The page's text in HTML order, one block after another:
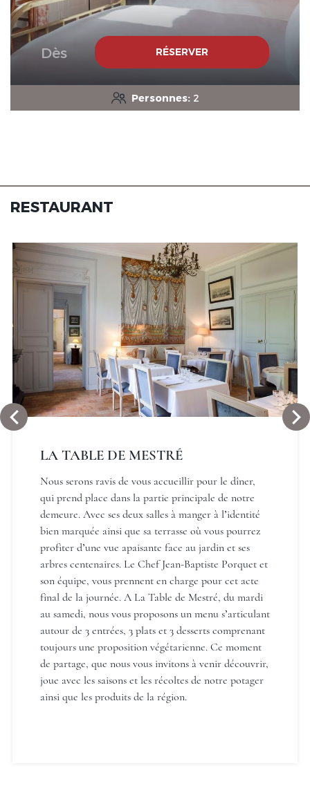
Dès RÉSERVER
Personnes:2
RESTAURANT
LA TABLE DE MESTRÉ
Nous serons ravis de vous accueillir pour le dîner,
qui prend place dans la partie principale de notre
demeure. Avec ses deux salles à manger à l’identité
bien marquée ainsi que sa terrasse où vous pourrez
profiter d’une vue apaisante face au jardin et ses
arbres centenaires. Le Chef Jean-Baptiste Porquet et
son équipe, vous prennent en charge pour cet acte
final de la journée. A La Table de Mestré, du mardi
au samedi, nous vous proposons un menu s’articulant
autour de 3 entrées, 3 plats et 3 desserts comprenant
toujours une proposition végétarienne. Ce moment
de partage, que nous vous invitons à venir découvrir,
joue avec les saisons et les récoltes de notre potager
ainsi que les produits de la région.
Le Domaine de Mestré, The
Originals Relais
Le Domaine de Mestré, The
Le Domaine de Mestré, The
Originals Relais
Le Domaine de Mestré, The
Le Domaine de Mestré, The
Originals Relais